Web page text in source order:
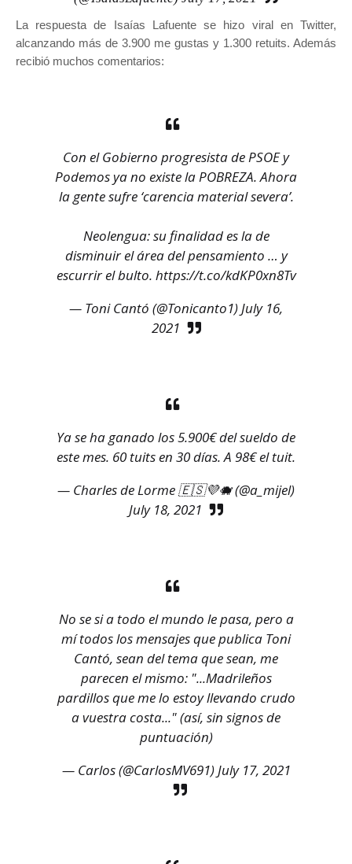
La respuesta de Isaías Lafuente se hizo viral en Twitter,
alcanzando más de 3.900 me gustas y 1.300 retuits. Además
recibió muchos comentarios:
Con el Gobierno progresista de PSOE y
Podemos ya no existe la POBREZA. Ahora
la gente sufre ‘carencia material severa’.
Neolengua: su finalidad es la de
disminuir el área del pensamiento … y
escurrir el bulto. https://t.co/kdKP0xn8Tv
— Toni Cantó (@Tonicanto1)July 16,
2021
Ya se ha ganado los 5.900€ del sueldo de
este mes. 60 tuits en 30 días. A 98€ el tuit.
— Charles de Lorme 🇪🇸💜🐗 (@a_mijel)
July 18, 2021
No se si a todo el mundo le pasa, pero a
mí todos los mensajes que publica Toni
Cantó, sean del tema que sean, me
parecen el mismo: "...Madrileños
pardillos que me lo estoy llevando crudo
a vuestra costa..." (así, sin signos de
puntuación)
— Carlos (@CarlosMV691)July 17, 2021